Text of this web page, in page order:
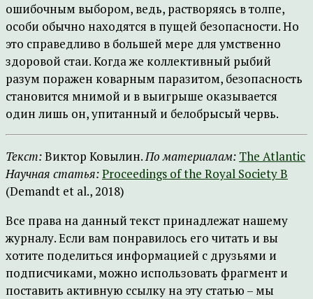
ошибочным выбором, ведь, растворяясь в толпе,
особи обычно находятся в пущей безопасности. Но
это справедливо в большей мере для умственно
здоровой стаи. Когда же коллективный рыбий
разум поражен коварным паразитом, безопасность
становится мнимой и в выигрыше оказывается
один лишь он, упитанный и белобрысый червь.
Текст:Виктор Ковылин.По материалам: The Atlantic
Научная статья:Proceedings of the Royal Society B
(Demandt et al., 2018)
Все права на данный текст принадлежат нашему
журналу. Если вам понравилось его читать и вы
хотите поделиться информацией с друзьями и
подписчиками, можно использовать фрагмент и
поставить активную ссылку на эту статью – мы